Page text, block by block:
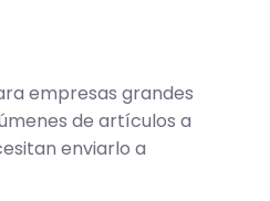
empresas grandes
de artículos a
enviarlo a